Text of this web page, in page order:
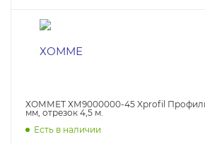
ХОММЕТ ХМ9000000-45 Xprofil Профиль
мм, отрезок 4,5 м.
Есть в наличии